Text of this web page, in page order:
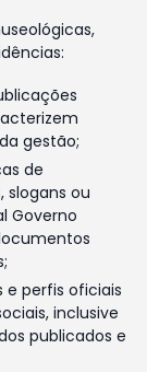
gestão;
de
ou
Governo
perfis oficiais
inclusive
publicados e